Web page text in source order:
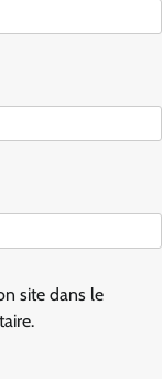
site dans le